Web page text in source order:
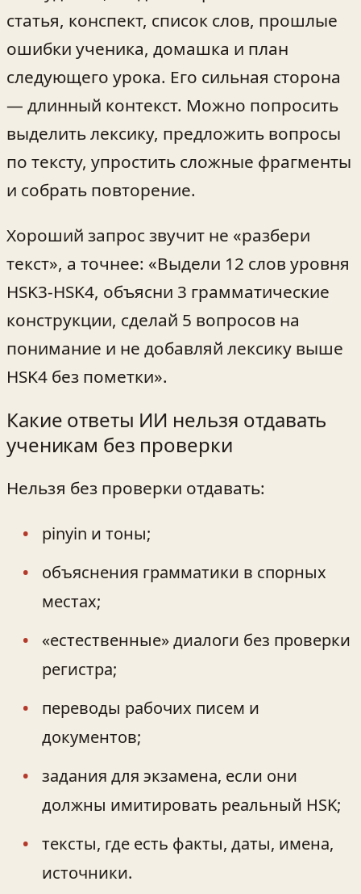
статья, конспект, список слов, прошлые
ошибки ученика, домашка и план
следующего урока. Его сильная сторона
— длинный контекст. Можно попросить
выделить лексику, предложить вопросы
по тексту, упростить сложные фрагменты
и собрать повторение.
Хороший запрос звучит не «разбери
текст», а точнее: «Выдели 12 слов уровня
HSK3-HSK4, объясни 3 грамматические
конструкции, сделай 5 вопросов на
понимание и не добавляй лексику выше
HSK4 без пометки».
Какие ответы ИИ нельзя отдавать
ученикам без проверки
Нельзя без проверки отдавать:
pinyin и тоны;
объяснения грамматики в спорных
местах;
«естественные» диалоги без проверки
регистра;
переводы рабочих писем и
документов;
задания для экзамена, если они
должны имитировать реальный HSK;
тексты, где есть факты, даты, имена,
источники.